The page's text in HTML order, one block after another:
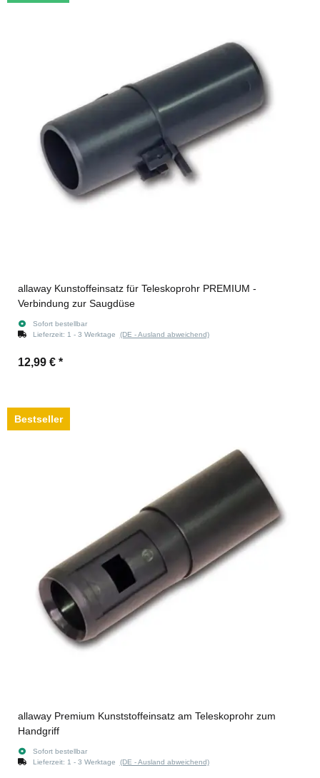
allaway Kunstoffeinsatz für Teleskoprohr PREMIUM -
Verbindung zur Saugdüse
Sofort bestellbar
Lieferzeit: 1 - 3 Werktage (DE - Ausland abweichend)
12,99 € *
Bestseller
allaway Premium Kunststoffeinsatz am Teleskoprohr zum
Handgriff
Sofort bestellbar
Lieferzeit: 1 - 3 Werktage (DE - Ausland abweichend)